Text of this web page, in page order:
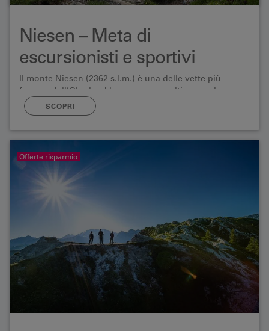
Niesen – Meta di
escursionisti e sportivi
Il monte Niesen (2362 s.l.m.) è una delle vette più
famose dell’Oberland bernese – non ultimo per la sua
forma piramidale e la sua splendida posizione affacciata
sul lago di Thun.
SCOPRI
Offerte risparmio